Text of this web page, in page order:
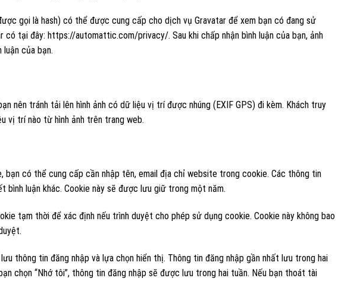
gọi là hash) có thể được cung cấp cho dịch vụ Gravatar để xem bạn có đang sử
có tại đây: https://automattic.com/privacy/. Sau khi chấp nhận bình luận của bạn, ảnh
của bạn.
nên tránh tải lên hình ảnh có dữ liệu vị trí được nhúng (EXIF GPS) đi kèm. Khách truy
vị trí nào từ hình ảnh trên trang web.
bạn có thể cung cấp cần nhập tên, email địa chỉ website trong cookie. Các thông tin
bình luận khác. Cookie này sẽ được lưu giữ trong một năm.
tạm thời để xác định nếu trình duyệt cho phép sử dụng cookie. Cookie này không bao
thông tin đăng nhập và lựa chọn hiển thị. Thông tin đăng nhập gần nhất lưu trong hai
chọn “Nhớ tôi”, thông tin đăng nhập sẽ được lưu trong hai tuần. Nếu bạn thoát tài